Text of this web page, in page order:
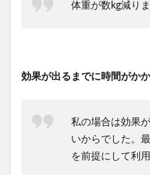
体重が数kg減りま
効果が出るまでに時間がか
私の場合は効果
いからでした。
を前提にして利